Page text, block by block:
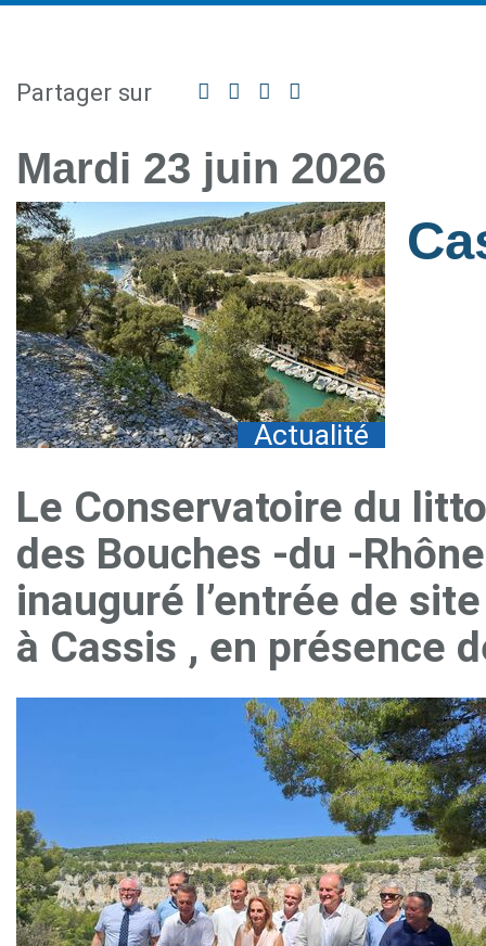
Partager sur Facebook
TwitterLinkedin
Mardi 23 juin 2026
Actualité
Le Conservatoire du
des Bouches -du -
inauguré l’entrée de
à Cassis , en présence